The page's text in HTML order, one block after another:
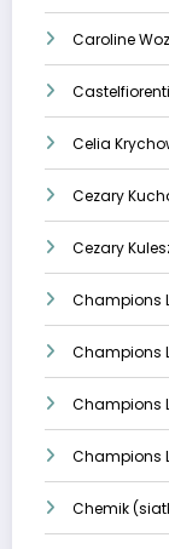
Caroline
Celia
Cezary
Cezary
Champions
Champions
Champions
Champions
Chemik